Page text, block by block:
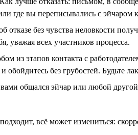
где вы переписывались с эйчаром
отказе без чувства неловкости
уважая всех участников процесса.
из этапов контакта с
обойдитесь без грубостей. Будьте
общался эйчар или любой
всё может измениться: